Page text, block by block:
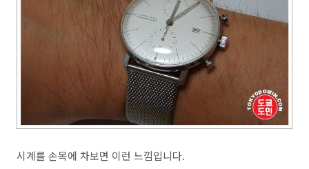
시계를 손목에 차보면 이런 느낌입니다.